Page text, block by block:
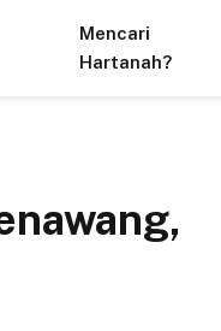
Mencari
Hartanah?